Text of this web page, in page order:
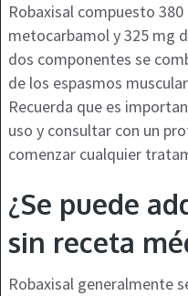
Robaxisal compuesto
metocarbamol y 325 mg
dos componentes se
de los espasmos
Recuerda que es
uso y consultar con un
comenzar cualquier
¿Se puede
sin receta
Robaxisal generalmente